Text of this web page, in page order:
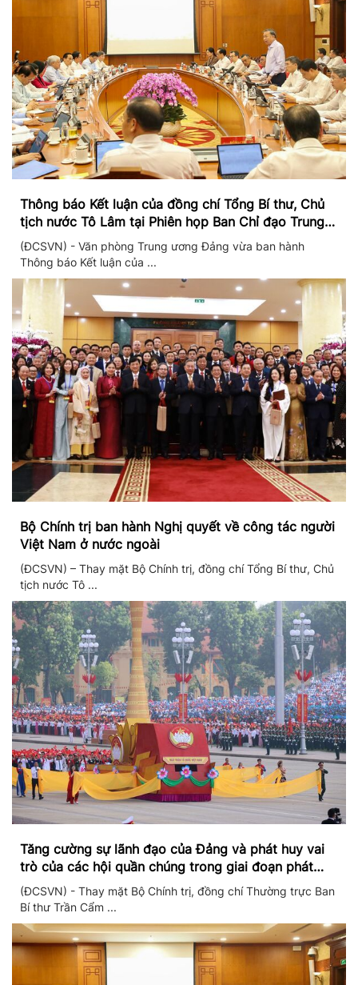
Thông báo Kết luận của đồng chí Tổng Bí thư, Chủ
tịch nước Tô Lâm tại Phiên họp Ban Chỉ đạo Trung
ương thực hiện Nghị quyết 57
(ĐCSVN) - Văn phòng Trung ương Đảng vừa ban hành
Thông báo Kết luận của ...
Bộ Chính trị ban hành Nghị quyết về công tác người
Việt Nam ở nước ngoài
(ĐCSVN) – Thay mặt Bộ Chính trị, đồng chí Tổng Bí thư, Chủ
tịch nước Tô ...
Tăng cường sự lãnh đạo của Đảng và phát huy vai
trò của các hội quần chúng trong giai đoạn phát
triển mới
(ĐCSVN) - Thay mặt Bộ Chính trị, đồng chí Thường trực Ban
Bí thư Trần Cẩm ...